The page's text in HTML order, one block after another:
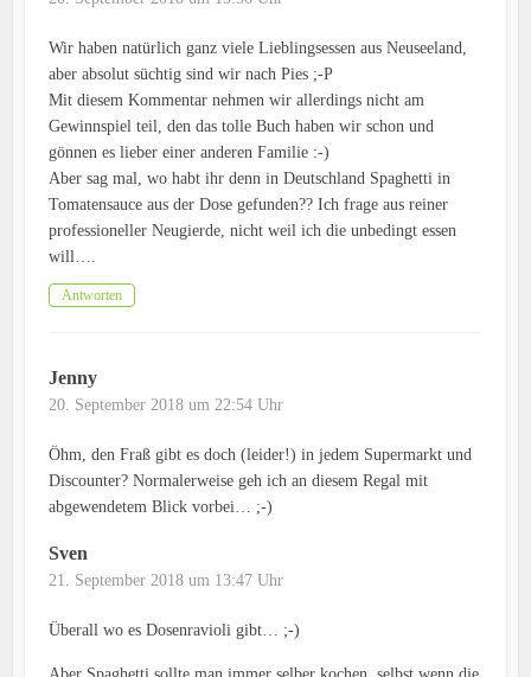
Wir haben natürlich ganz viele Lieblingsessen aus Neuseeland,
aber absolut süchtig sind wir nach Pies ;-P
Mit diesem Kommentar nehmen wir allerdings nicht am
Gewinnspiel teil, den das tolle Buch haben wir schon und
gönnen es lieber einer anderen Familie :-)
Aber sag mal, wo habt ihr denn in Deutschland Spaghetti in
Tomatensauce aus der Dose gefunden?? Ich frage aus reiner
professioneller Neugierde, nicht weil ich die unbedingt essen
will….
Antworten
Jenny
20. September 2018 um 22:54 Uhr
Öhm, den Fraß gibt es doch (leider!) in jedem Supermarkt und
Discounter? Normalerweise geh ich an diesem Regal mit
abgewendetem Blick vorbei… ;-)
Sven
21. September 2018 um 13:47 Uhr
Überall wo es Dosenravioli gibt… ;-)